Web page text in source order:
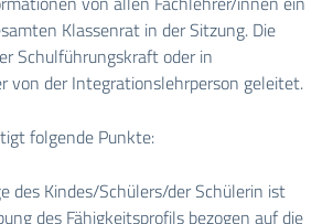
Klassenrat in der Sitzung. Die
Schulführungskraft oder in
von der Integrationslehrperson geleitet.
folgende Punkte:
des Kindes/Schülers/der Schülerin ist
des Fähigkeitsprofils bezogen auf die